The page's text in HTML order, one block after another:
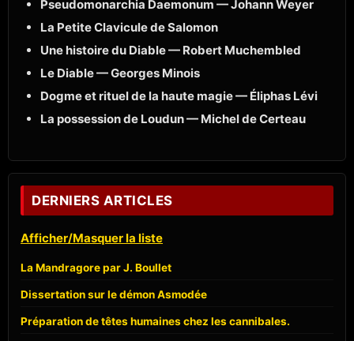
Pseudomonarchia Daemonum — Johann Weyer
La Petite Clavicule de Salomon
Une histoire du Diable — Robert Muchembled
Le Diable — Georges Minois
Dogme et rituel de la haute magie — Éliphas Lévi
La possession de Loudun — Michel de Certeau
DERNIERS ARTICLES
Afficher/Masquer la liste
La Mandragore par J. Boullet
Dissertation sur le démon Asmodée
Préparation de têtes humaines chez les cannibales.